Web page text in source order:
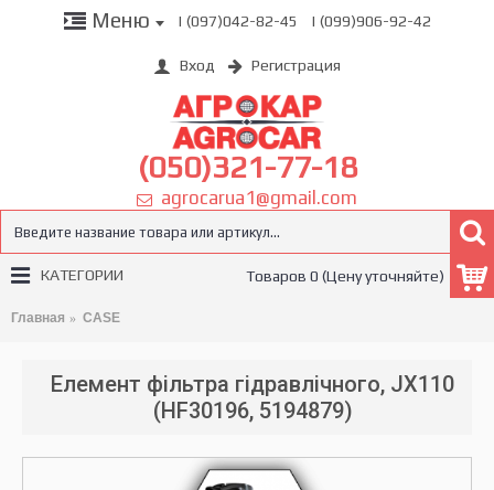
Меню | (097)042-82-45 | (099)906-92-42
Вход Регистрация
(050)321-77-18
agrocarua1@gmail.com
Товаров 0 (Цену уточняйте)
КАТЕГОРИИ
Главная CASE
Елемент фільтра гідравлічного, JX110
(HF30196, 5194879)